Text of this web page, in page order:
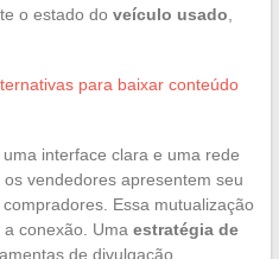
o estado do veículo usado
para baixar conteúdo
interface clara e uma rede
vendedores apresentem seu
Essa mutualização
conexão. Uma estratégia de
de divulgação